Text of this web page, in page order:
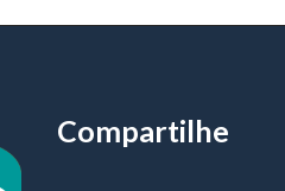
Compartilhe